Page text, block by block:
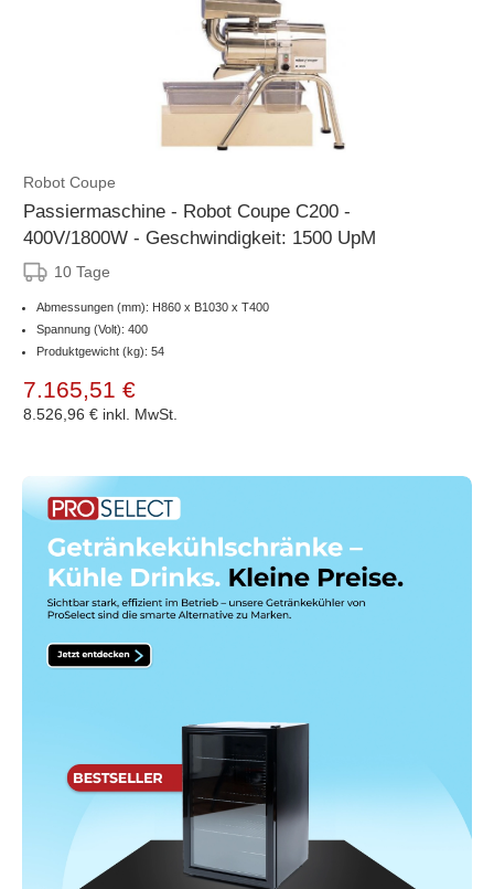
Robot Coupe
Passiermaschine - Robot Coupe C200 -
400V/1800W - Geschwindigkeit: 1500 UpM
10 Tage
Abmessungen (mm): H860 x B1030 x T400
Spannung (Volt): 400
Produktgewicht (kg): 54
7.165,51 €
8.526,96 € inkl. MwSt.